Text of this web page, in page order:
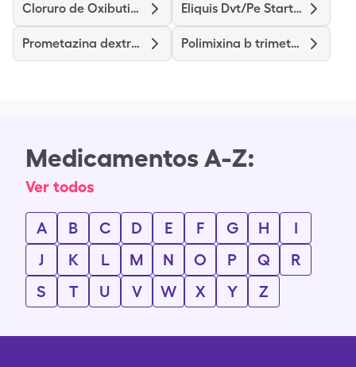
Cloruro de Oxibutinina de liberación prolongada Eliquis Dvt/Pe Starter Pack
Prometazina dextrometorfano Polimixina b trimetoprima
Medicamentos A-Z:
Ver todos
A B C D E F G H
I
J
K L M N O P Q
R
S
T U V W X Y Z